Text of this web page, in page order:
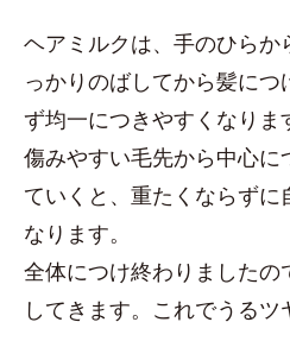
ヘアミルクは、手のひらか
っかりのばしてから髪に
ず均一につきやすくなりま
傷みやすい毛先から中心に
ていくと、重たくならずに
なります。
全体につけ終わりました
してきます。これでうるツ